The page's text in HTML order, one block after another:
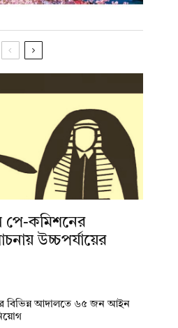
পে-কমিশনের
উচ্চপর্যায়ের
বিভিন্ন আদালতে ৬৫ জন আইন